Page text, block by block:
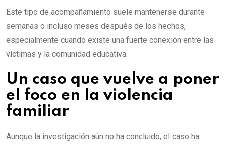
Este tipo de acompañamiento suele mantenerse durante
semanas o incluso meses después de los hechos,
especialmente cuando existe una fuerte conexión entre las
víctimas y la comunidad educativa.
Un caso que vuelve a poner
el foco en la violencia
familiar
Aunque la investigación aún no ha concluido, el caso ha